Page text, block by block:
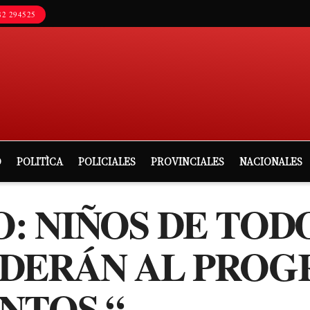
294525
POLITÌCA POLICIALES PROVINCIALES NACIONALES
NIÑOS DE
AL